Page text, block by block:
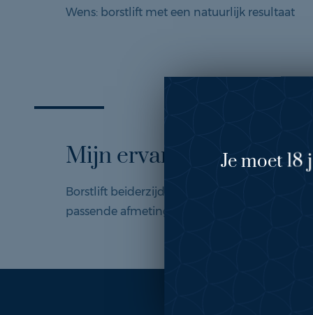
Je moet
Wens: borstlift met een natuurlijk resultaat
Mijn ervaring
Borstlift beiderzijds, met aanpassing van de
passende afmetingen.